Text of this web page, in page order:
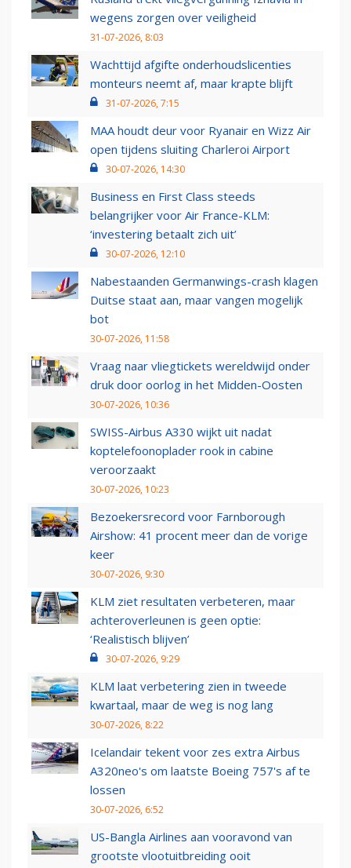
wegens zorgen over veiligheid
31-07-2026, 8:03
Wachttijd afgifte onderhoudslicenties
monteurs neemt af, maar krapte blijft
31-07-2026, 7:15
MAA houdt deur voor Ryanair en Wizz Air
open tijdens sluiting Charleroi Airport
30-07-2026, 14:30
Business en First Class steeds
belangrijker voor Air France-KLM:
‘investering betaalt zich uit’
30-07-2026, 12:10
Nabestaanden Germanwings-crash klagen
Duitse staat aan, maar vangen mogelijk
bot
30-07-2026, 11:58
Vraag naar vliegtickets wereldwijd onder
druk door oorlog in het Midden-Oosten
30-07-2026, 10:36
SWISS-Airbus A330 wijkt uit nadat
koptelefoonoplader rook in cabine
veroorzaakt
30-07-2026, 10:23
Bezoekersrecord voor Farnborough
Airshow: 41 procent meer dan de vorige
keer
30-07-2026, 9:30
KLM ziet resultaten verbeteren, maar
achteroverleunen is geen optie:
‘Realistisch blijven’
30-07-2026, 9:29
KLM laat verbetering zien in tweede
kwartaal, maar de weg is nog lang
30-07-2026, 8:22
Icelandair tekent voor zes extra Airbus
A320neo's om laatste Boeing 757's af te
lossen
30-07-2026, 6:52
US-Bangla Airlines aan vooravond van
grootste vlootuitbreiding ooit